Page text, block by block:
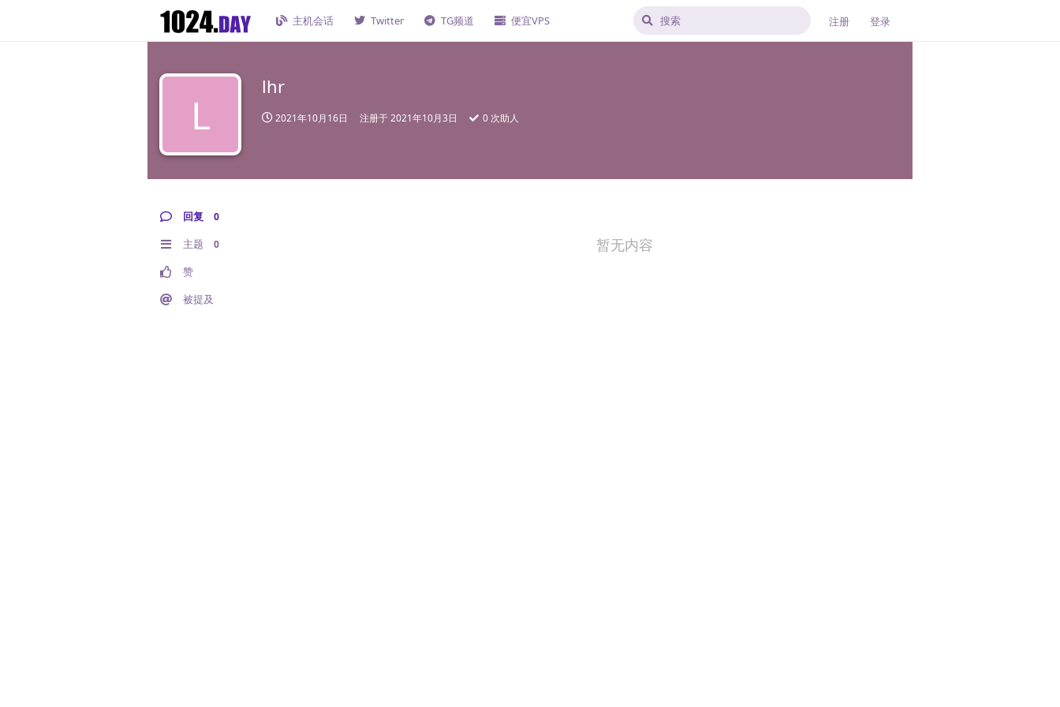
主机会话 Twitter TG频道 便宜VPS 注册 登录
L
lhr
2021年10月16日 注册于2021年10月3日 0 次助人
回复 0
主题 0
赞
被提及
暂无内容